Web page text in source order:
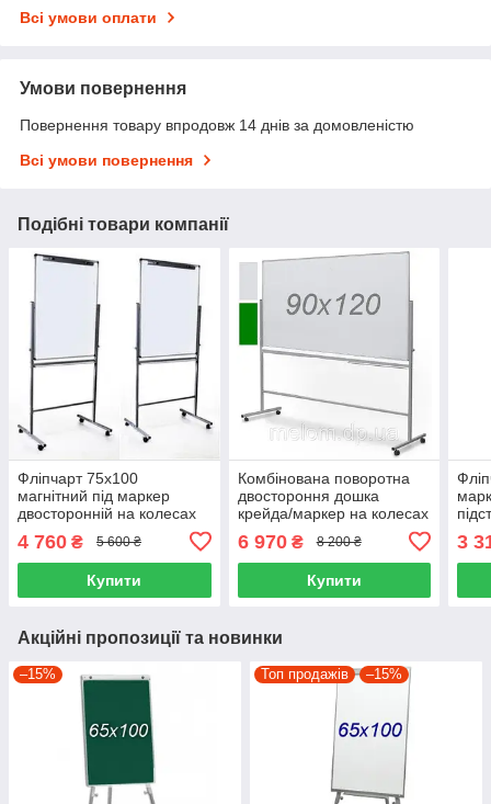
Всі умови оплати
Умови повернення
Повернення товару впродовж 14 днів за домовленістю
Всі умови повернення
Подібні товари компанії
Фліпчарт 75х100
магнітний під маркер
двосторонній на колесах
Duo Фліпчарт маркерний
односторонній
4 760 ₴ 5 600 ₴
Купити
Комбінована поворотна
двостороння дошка
крейда/маркер на колесах
6 970₴ 8 200 ₴
Купити
3
Акційні пропозиції та новинки
–15% Топ продажів –15%